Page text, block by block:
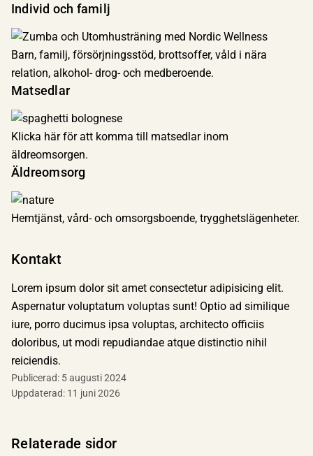
Individ och familj
Barn, familj, försörjningsstöd, brottsoffer, våld i nära
relation, alkohol- drog- och medberoende.
Matsedlar
Klicka här för att komma till matsedlar inom
äldreomsorgen.
Äldreomsorg
Hemtjänst, vård- och omsorgsboende, trygghetslägenheter.
Kontakt
Lorem ipsum dolor sit amet consectetur adipisicing elit.
Aspernatur voluptatum voluptas sunt! Optio ad similique
iure, porro ducimus ipsa voluptas, architecto officiis
doloribus, ut modi repudiandae atque distinctio nihil
reiciendis.
Publicerad: 5 augusti 2024
Uppdaterad: 11 juni 2026
Relaterade sidor